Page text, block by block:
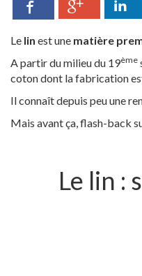
Facebook Google+
Le lin est une matière
A partir du milieu du 19ème
coton dont la fabrication
Il connaît depuis peu une
Mais avant ça, flash-back
Le lin :